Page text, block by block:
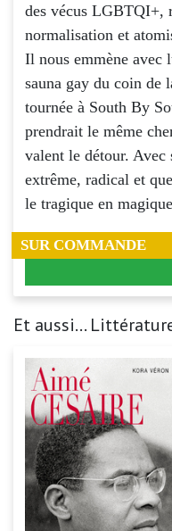
des vécus LGBTQI+,
normalisation et
Il nous emmène avec
sauna gay du coin de
tournée à South By
prendrait le même
valent le détour. Avec
extrême, radical et
le tragique en
SUR COMMANDE
Et aussi...